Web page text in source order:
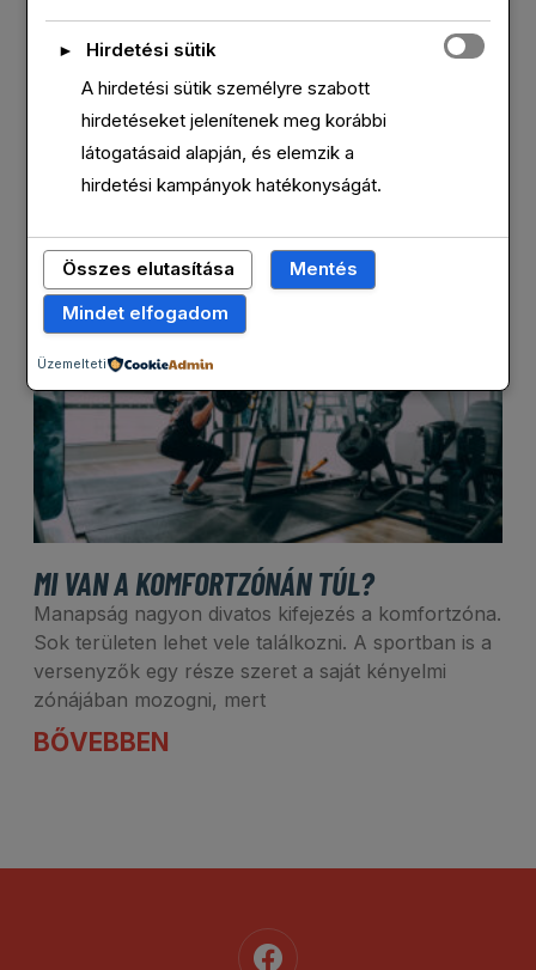
MILYEN CÉLOK MOZGATNAK BENNÜNKET?
Sokszor hallom, hogy ilyen céljaim, olyan céljaim
vannak a pályán. Kiindulásnak nagyon jó,hogy a
sportolók így gondolkodnak. Viszont, amin
BŐVEBBEN
MI VAN A KOMFORTZÓNÁN TÚL?
Manapság nagyon divatos kifejezés a komfortzóna.
Sok területen lehet vele találkozni. A sportban is a
versenyzők egy része szeret a saját kényelmi
zónájában mozogni, mert
BŐVEBBEN
►
Hirdetési sütik
A hirdetési sütik személyre szabott
hirdetéseket jelenítenek meg korábbi
látogatásaid alapján, és elemzik a
hirdetési kampányok hatékonyságát.
Összes elutasítása
Mentés
Mindet elfogadom
Üzemelteti